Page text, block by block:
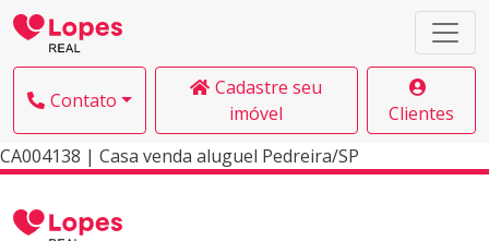
Contato
Cadastre seu
imóvel
Clientes
CA004138 | Casa venda aluguel Pedreira/SP